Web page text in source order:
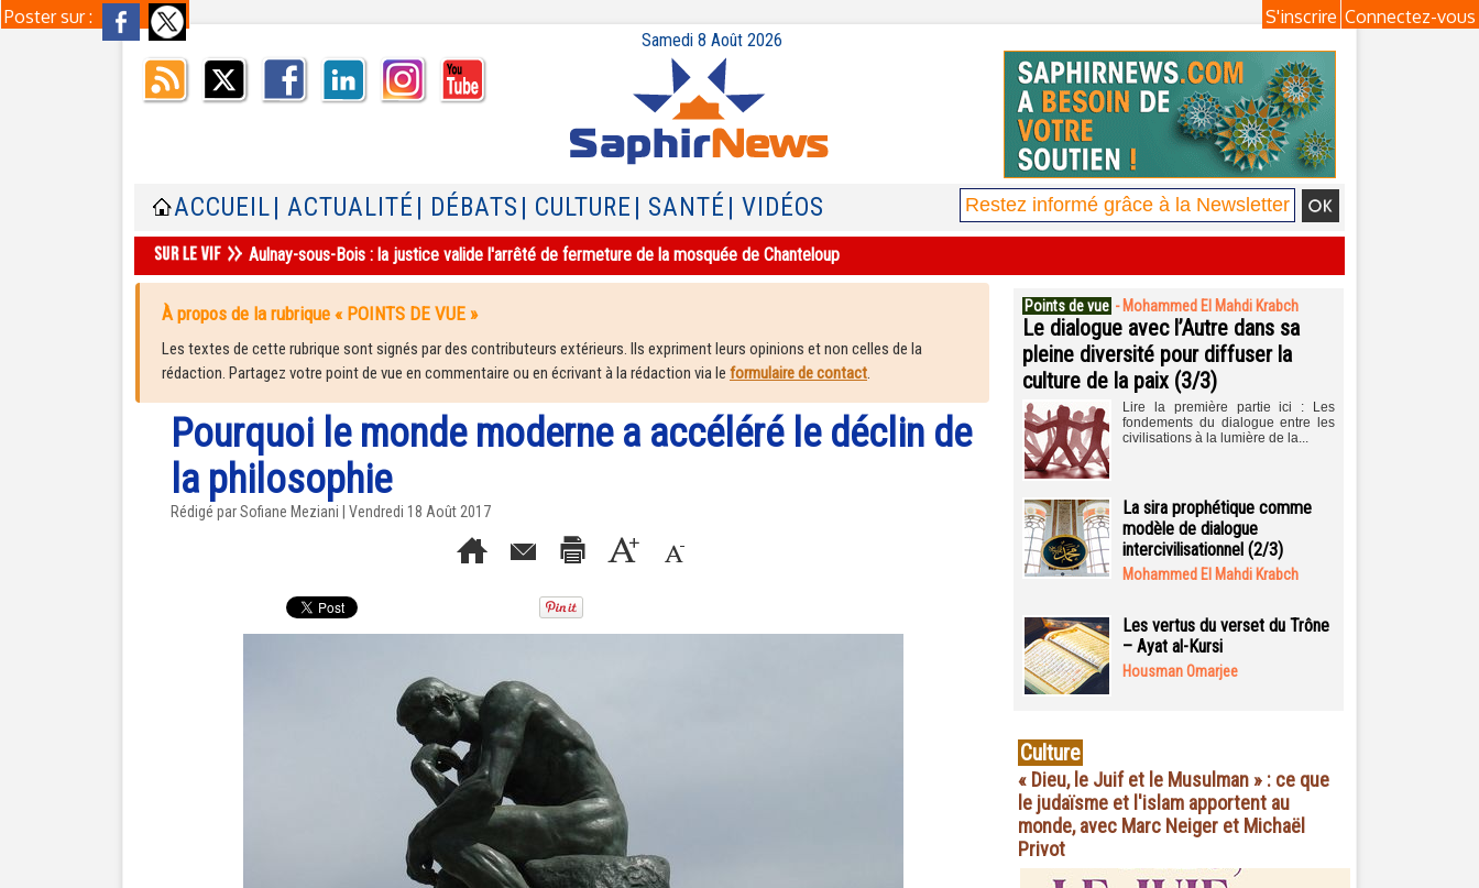
Poster sur : Connectez-vous
S'inscrire
Samedi 8 Août 2026
ACCUEIL | ACTUALITÉ | DÉBATS | CULTURE | SANTÉ | VIDÉOS
Aulnay-sous-Bois : la justice valide l'arrêté de fermeture de la mosquée de Chanteloup
À propos de la rubrique « POINTS DE VUE »
Les textes de cette rubrique sont signés par des contributeurs extérieurs. Ils expriment leurs opinions et non celles de la
rédaction. Partagez votre point de vue en commentaire ou en écrivant à la rédaction via le formulaire de contact.
Pourquoi le monde moderne a accéléré le déclin de
la philosophie
Rédigé par Sofiane Meziani | Vendredi 18 Août 2017
Points de vue - Mohammed El Mahdi Krabch
Le dialogue avec l’Autre dans sa
pleine diversité pour diffuser la
culture de la paix (3/3)
Lire la première partie ici : Les
fondements du dialogue entre les
civilisations à la lumière de la...
La sira prophétique comme
modèle de dialogue
intercivilisationnel (2/3)
Mohammed El Mahdi Krabch
Les vertus du verset du Trône
– Ayat al-Kursi
Housman Omarjee
Culture
« Dieu, le Juif et le Musulman » : ce que
le judaïsme et l'islam apportent au
monde, avec Marc Neiger et Michaël
Privot